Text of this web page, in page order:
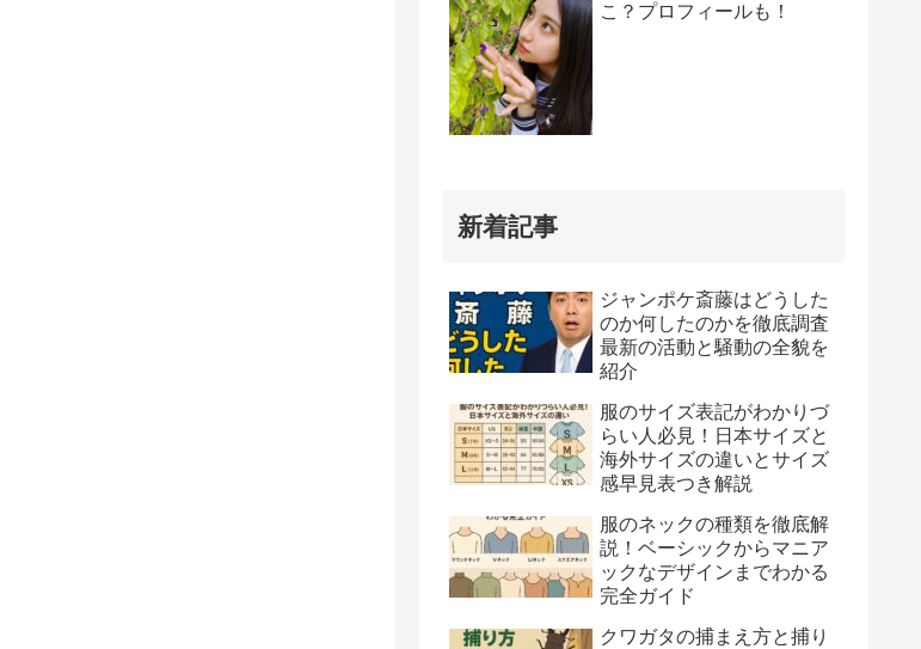
こ？プロフィールも！
新着記事
ジャンポケ斎藤はどうした
のか何したのかを徹底調査
最新の活動と騒動の全貌を
紹介
服のサイズ表記がわかりづ
らい人必見！日本サイズと
海外サイズの違いとサイズ
感早見表つき解説
服のネックの種類を徹底解
説！ベーシックからマニア
ックなデザインまでわかる
完全ガイド
クワガタの捕まえ方と捕り